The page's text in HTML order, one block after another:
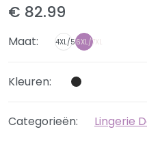
€ 82.99
Maat: 4XL/5XL6XL/7XL
Kleuren:
Categorieën: Lingerie